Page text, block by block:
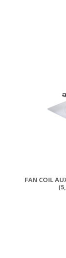
FAN COIL